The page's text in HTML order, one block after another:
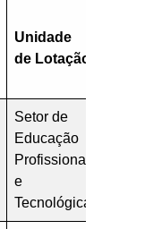
Unidade
de Lotação
Setor de
Educação
Profissional
e
Tecnológica